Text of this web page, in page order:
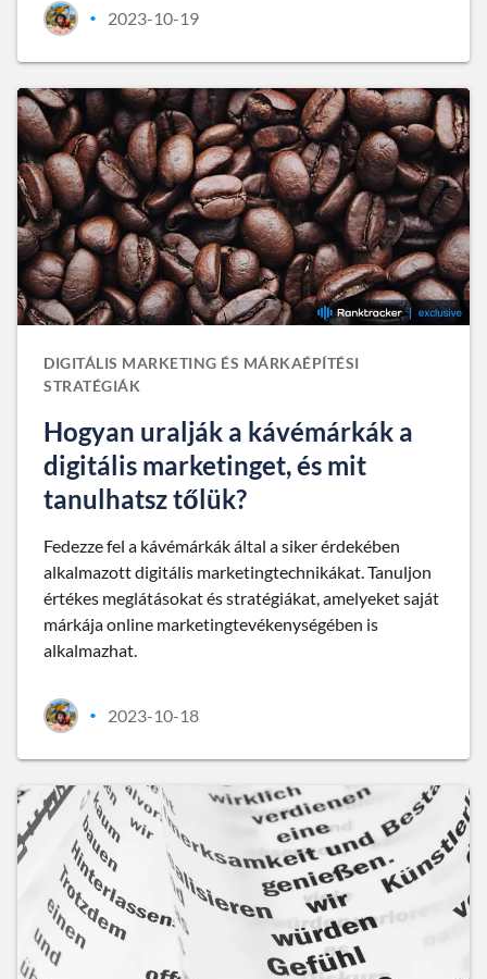
• 2023-10-19
DIGITÁLIS MARKETING ÉS MÁRKAÉPÍTÉSI
STRATÉGIÁK
Hogyan uralják a kávémárkák a
digitális marketinget, és mit
tanulhatsz tőlük?
Fedezze fel a kávémárkák által a siker érdekében
alkalmazott digitális marketingtechnikákat. Tanuljon
értékes meglátásokat és stratégiákat, amelyeket saját
márkája online marketingtevékenységében is
alkalmazhat.
• 2023-10-18